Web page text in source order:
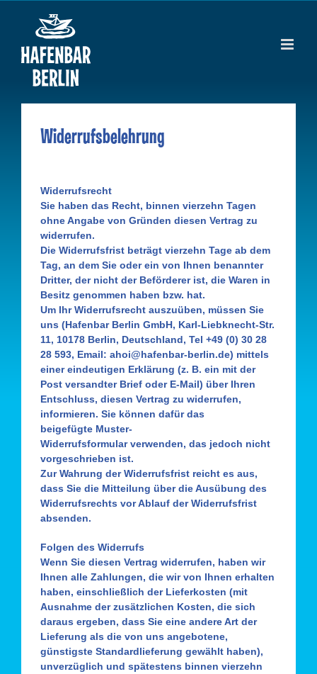
springen
Widerrufsbelehrung
Widerrufsrecht
Sie haben das Recht, binnen vierzehn Tagen
ohne Angabe von Gründen diesen Vertrag zu
widerrufen.
Die Widerrufsfrist beträgt vierzehn Tage ab dem
Tag, an dem Sie oder ein von Ihnen benannter
Dritter, der nicht der Beförderer ist, die Waren in
Besitz genommen haben bzw. hat.
Um Ihr Widerrufsrecht auszuüben, müssen Sie
uns (Hafenbar Berlin GmbH, Karl-Liebknecht-Str.
11, 10178 Berlin, Deutschland, Tel +49 (0) 30 28
28 593, Email: ahoi@hafenbar-berlin.de) mittels
einer eindeutigen Erklärung (z. B. ein mit der
Post versandter Brief oder E-Mail) über Ihren
Entschluss, diesen Vertrag zu widerrufen,
informieren. Sie können dafürdas
beigefügte Muster-
Widerrufsformularverwenden, das jedoch nicht
vorgeschrieben ist.
Zur Wahrung der Widerrufsfrist reicht es aus,
dass Sie die Mitteilung über die Ausübung des
Widerrufsrechts vor Ablauf der Widerrufsfrist
absenden.
Folgen des Widerrufs
Wenn Sie diesen Vertrag widerrufen, haben wir
Ihnen alle Zahlungen, die wir von Ihnen erhalten
haben, einschließlich der Lieferkosten (mit
Ausnahme der zusätzlichen Kosten, die sich
daraus ergeben, dass Sie eine andere Art der
Lieferung als die von uns angebotene,
günstigste Standardlieferung gewählt haben),
unverzüglich und spätestens binnen vierzehn